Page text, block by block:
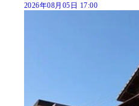
2026年08月05日 17:00